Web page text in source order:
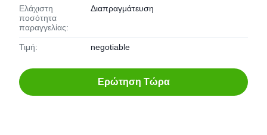
Ελάχιστη
ποσότητα
παραγγελίας:
Διαπραγμάτευση
Τιμή: negotiable
Ερώτηση Τώρα